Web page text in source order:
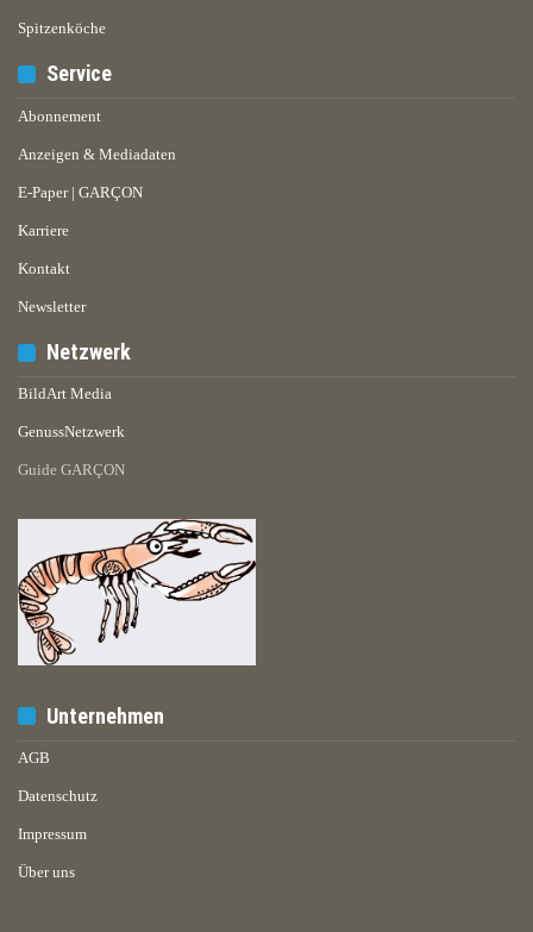
Spitzenköche
Service
Abonnement
Anzeigen & Mediadaten
E-Paper | GARÇON
Karriere
Kontakt
Newsletter
Netzwerk
BildArt Media
GenussNetzwerk
Guide GARÇON
Unternehmen
AGB
Datenschutz
Impressum
Über uns